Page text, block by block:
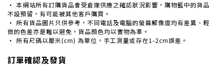
· 本網站所有訂購貨品會受倉庫供應之確認狀況影響，購物籃中的貨品
不設預留，有可能被其他客戶購買。
· 所有貨品圖片只供參考， 不同電話及電腦的螢幕解像度均有差異、輕
微的色差亦是難以避免， 貨品顏色均以實物為準。
· 所有尺碼以厘米(cm) 為單位，手工測量或存在1-2cm誤差。
訂單確認及發貨